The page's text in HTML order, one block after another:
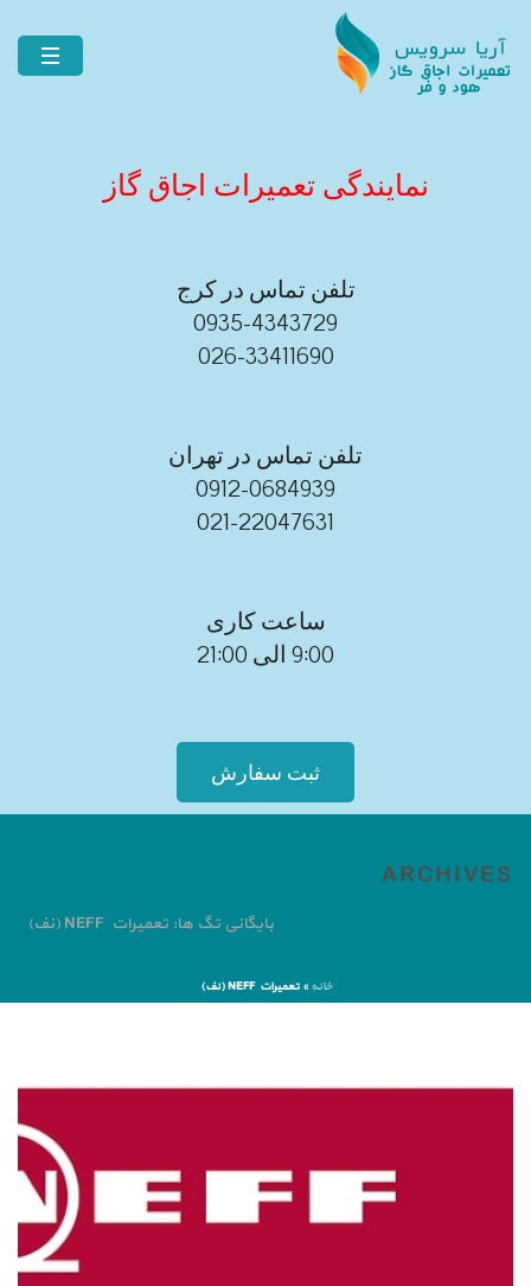
نمایندگی تعمیرات اجاق گاز
تلفن تماس در کرج
0935-4343729
026-33411690
تلفن تماس در تهران
0912-0684939
021-22047631
ساعت کاری
9:00 الی 21:00
ثبت سفارش
ARCHIVES
بایگانی تگ ها: تعمیرات NEFF (نف)
خانه »تعمیرات NEFF (نف)